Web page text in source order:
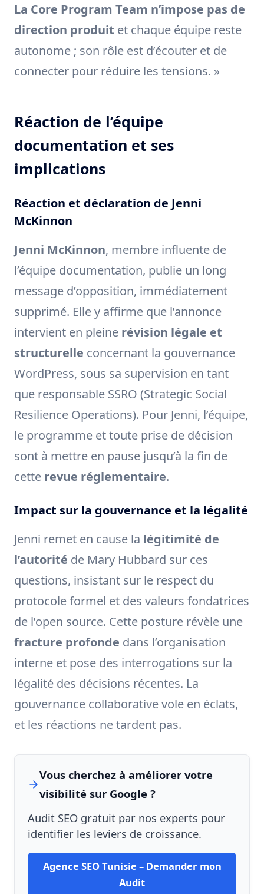
La Core Program Team n’impose pas de
direction produit et chaque équipe reste
autonome ; son rôle est d’écouter et de
connecter pour réduire les tensions. »
Réaction de l’équipe
documentation et ses
implications
Réaction et déclaration de Jenni
McKinnon
Jenni McKinnon, membre influente de
l’équipe documentation, publie un long
message d’opposition, immédiatement
supprimé. Elle y affirme que l’annonce
intervient en pleine révision légale et
structurelle concernant la gouvernance
WordPress, sous sa supervision en tant
que responsable SSRO (Strategic Social
Resilience Operations). Pour Jenni, l’équipe,
le programme et toute prise de décision
sont à mettre en pause jusqu’à la fin de
cette revue réglementaire.
Impact sur la gouvernance et la légalité
Jenni remet en cause la légitimité de
l’autorité de Mary Hubbard sur ces
questions, insistant sur le respect du
protocole formel et des valeurs fondatrices
de l’open source. Cette posture révèle une
fracture profonde dans l’organisation
interne et pose des interrogations sur la
légalité des décisions récentes. La
gouvernance collaborative vole en éclats,
et les réactions ne tardent pas.
Vous cherchez à améliorer votre
visibilité sur Google ?
Audit SEO gratuit par nos experts pour
identifier les leviers de croissance.
Agence SEO Tunisie – Demander mon
Audit